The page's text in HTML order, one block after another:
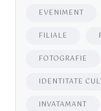
EVENIMENT
FILIALE
FOTOGRAFIE
IDENTITATE
INVATAMANT